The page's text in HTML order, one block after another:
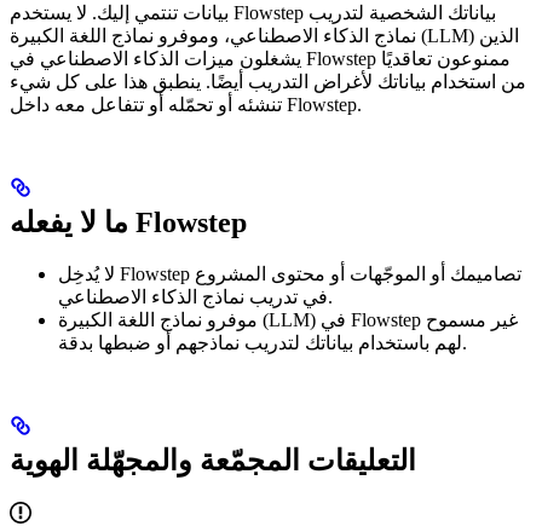
بيانات تنتمي إليك. لا يستخدم Flowstep بياناتك الشخصية لتدريب
نماذج الذكاء الاصطناعي، وموفرو نماذج اللغة الكبيرة (LLM) الذين
يشغلون ميزات الذكاء الاصطناعي في Flowstep ممنوعون تعاقديًا
من استخدام بياناتك لأغراض التدريب أيضًا. ينطبق هذا على كل شيء
تنشئه أو تحمّله أو تتفاعل معه داخل Flowstep.
ما لا يفعله Flowstep
لا يُدخِل Flowstep تصاميمك أو الموجّهات أو محتوى المشروع
في تدريب نماذج الذكاء الاصطناعي.
موفرو نماذج اللغة الكبيرة (LLM) في Flowstep غير مسموح
لهم باستخدام بياناتك لتدريب نماذجهم أو ضبطها بدقة.
التعليقات المجمّعة والمجهّلة الهوية